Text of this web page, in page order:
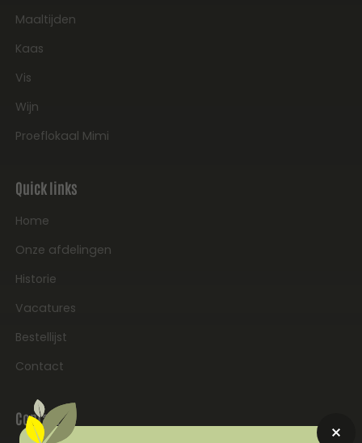
Maaltijden
Kaas
Vis
Wijn
Proeflokaal Mimi
Quick links
Home
Onze afdelingen
Historie
Vacatures
Bestellijst
Contact
Contact